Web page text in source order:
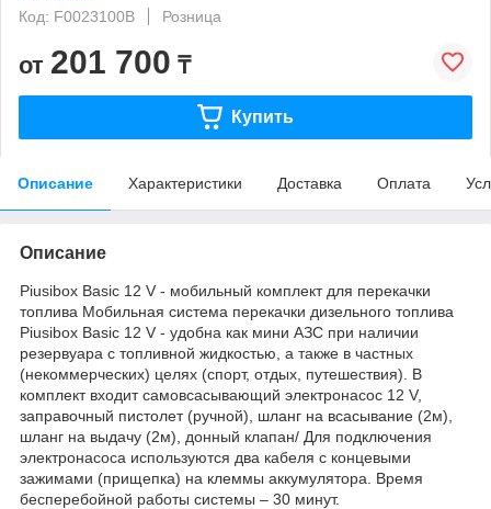
Код: F0023100B
Розница
от 201 700 ₸
Купить
Описание Характеристики Доставка Оплата
Описание
Piusibox Basic 12 V - мобильный комплект для перекачки
топлива Мобильная система перекачки дизельного топлива
Piusibox Basic 12 V - удобна как мини АЗС при наличии
резервуара с топливной жидкостью, а также в частных
(некоммерческих) целях (спорт, отдых, путешествия). В
комплект входит самовсасывающий электронасос 12 V,
заправочный пистолет (ручной), шланг на всасывание (2м),
шланг на выдачу (2м), донный клапан/ Для подключения
электронасоса используются два кабеля с концевыми
зажимами (прищепка) на клеммы аккумулятора. Время
бесперебойной работы системы – 30 минут.